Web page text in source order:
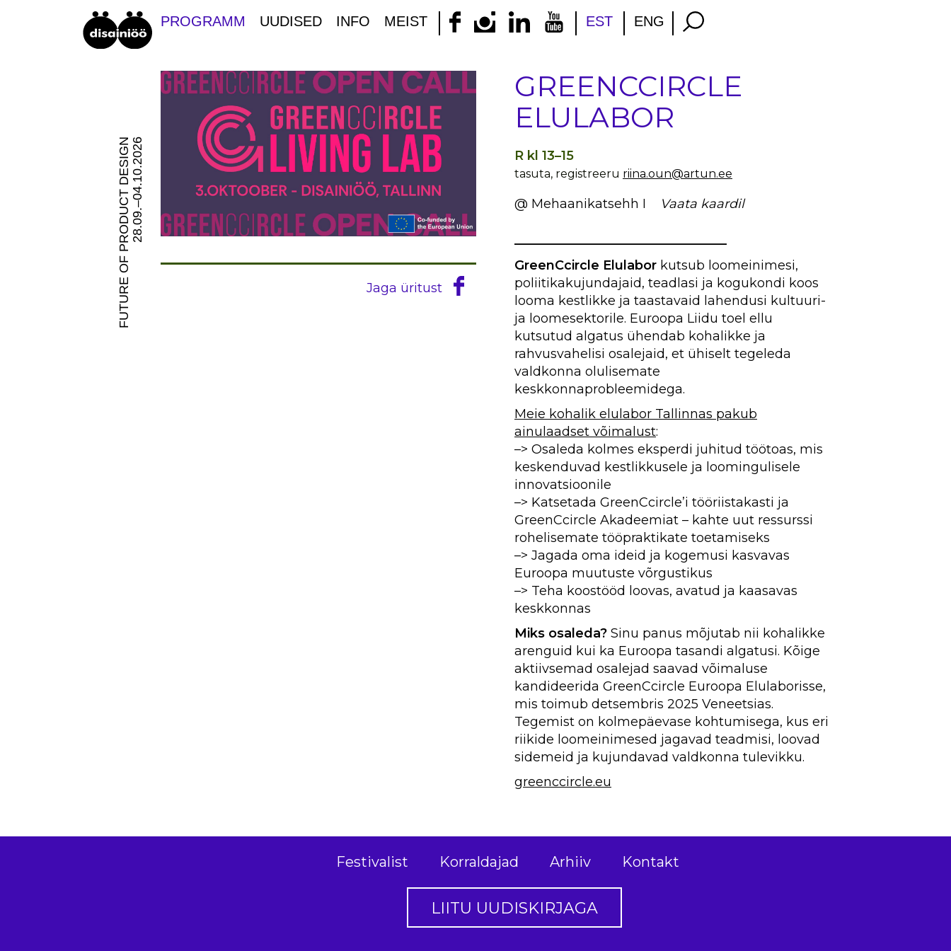
PROGRAMM UUDISED INFO MEIST EST ENG
FUTURE OF PRODUCT DESIGN28.09.–04.10.2026
Jaga üritust
GREENCCIRCLE
ELULABOR
R kl 13–15
tasuta, registreeru riina.oun@artun.ee
@ Mehaanikatsehh I Vaata kaardil
GreenCcircle Elulabor kutsub loomeinimesi,
poliitikakujundajaid, teadlasi ja kogukondi koos
looma kestlikke ja taastavaid lahendusi kultuuri-
ja loomesektorile. Euroopa Liidu toel ellu
kutsutud algatus ühendab kohalikke ja
rahvusvahelisi osalejaid, et ühiselt tegeleda
valdkonna olulisemate
keskkonnaprobleemidega.
Meie kohalik elulabor Tallinnas pakub
ainulaadset võimalust:
–> Osaleda kolmes eksperdi juhitud töötoas, mis
keskenduvad kestlikkusele ja loomingulisele
innovatsioonile
–> Katsetada GreenCcircle’i tööriistakasti ja
GreenCcircle Akadeemiat – kahte uut ressurssi
rohelisemate tööpraktikate toetamiseks
–> Jagada oma ideid ja kogemusi kasvavas
Euroopa muutuste võrgustikus
–> Teha koostööd loovas, avatud ja kaasavas
keskkonnas
Miks osaleda? Sinu panus mõjutab nii kohalikke
arenguid kui ka Euroopa tasandi algatusi. Kõige
aktiivsemad osalejad saavad võimaluse
kandideerida GreenCcircle Euroopa Elulaborisse,
mis toimub detsembris 2025 Veneetsias.
Tegemist on kolmepäevase kohtumisega, kus eri
riikide loomeinimesed jagavad teadmisi, loovad
sidemeid ja kujundavad valdkonna tulevikku.
greenccircle.eu
Festivalist Korraldajad Arhiiv Kontakt
LIITU UUDISKIRJAGA